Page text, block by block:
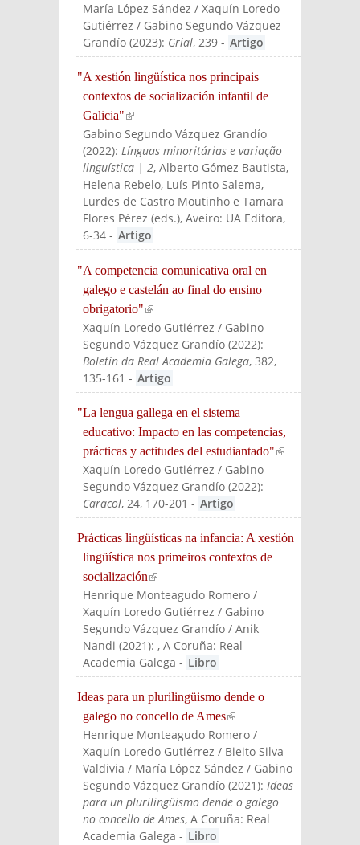
María López Sández / Xaquín Loredo
Gutiérrez / Gabino Segundo Vázquez
Grandío (2023): Grial, 239 - Artigo
"A xestión lingüística nos principais
contextos de socialización infantil de
Galicia"(link is external)
Gabino Segundo Vázquez Grandío
(2022):Línguas minoritárias e variação
linguística | 2, Alberto Gómez Bautista,
Helena Rebelo, Luís Pinto Salema,
Lurdes de Castro Moutinho e Tamara
Flores Pérez (eds.), Aveiro: UA Editora,
6-34 - Artigo
"A competencia comunicativa oral en
galego e castelán ao final do ensino
obrigatorio"(link is external)
Xaquín Loredo Gutiérrez / Gabino
Segundo Vázquez Grandío (2022):
Boletín da Real Academia Galega, 382,
135-161 - Artigo
"La lengua gallega en el sistema
educativo: Impacto en las competencias,
prácticas y actitudes del estudiantado"(link is
Xaquín Loredo Gutiérrez / Gabino
Segundo Vázquez Grandío (2022):
Caracol, 24, 170-201 - Artigo
Prácticas lingüísticas na infancia: A xestión
lingüística nos primeiros contextos de
socialización(link is external)
Henrique Monteagudo Romero /
Xaquín Loredo Gutiérrez / Gabino
Segundo Vázquez Grandío / Anik
Nandi (2021):, A Coruña: Real
Academia Galega - Libro
Ideas para un plurilingüismo dende o
galego no concello de Ames(link is
external)
Henrique Monteagudo Romero /
Xaquín Loredo Gutiérrez / Bieito Silva
Valdivia / María López Sández / Gabino
Segundo Vázquez Grandío (2021):Ideas
para un plurilingüismo dende o galego
no concello de Ames, A Coruña: Real
Academia Galega - Libro